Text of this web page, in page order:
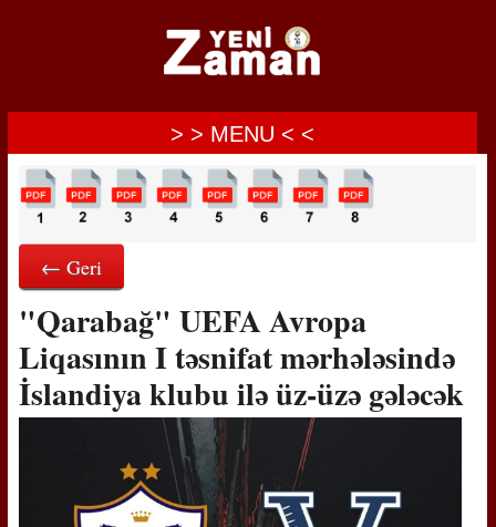
> > MENU < <
← Geri
"Qarabağ" UEFA Avropa
Liqasının I təsnifat mərhələsində
İslandiya klubu ilə üz-üzə gələcək